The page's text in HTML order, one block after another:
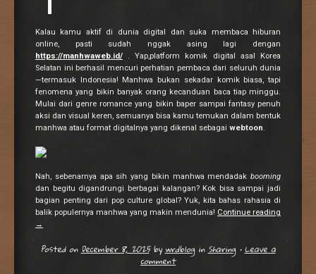
Kalau kamu aktif di dunia digital dan suka membaca hiburan
online, pasti sudah nggak asing lagi dengan
https://manhwaweb.id/ . Yap,platform komik digital asal Korea
Selatan ini berhasil mencuri perhatian pembaca dari seluruh dunia
—termasuk Indonesia! Manhwa bukan sekadar komik biasa, tapi
fenomena yang bikin banyak orang kecanduan baca tiap minggu.
Mulai dari genre romance yang bikin baper sampai fantasy penuh
aksi dan visual keren, semuanya bisa kamu temukan dalam bentuk
manhwa atau format digitalnya yang dikenal sebagai webtoon.
Nah, sebenarnya apa sih yang bikin manhwa mendadak booming
dan begitu digandrungi berbagai kalangan? Kok bisa sampai jadi
bagian penting dari pop culture global? Yuk, kita bahas rahasia di
balik populernya manhwa yang makin mendunia! Continue reading
→
Posted on December 8, 2025by wrdblog in Sharing • Leave a
comment